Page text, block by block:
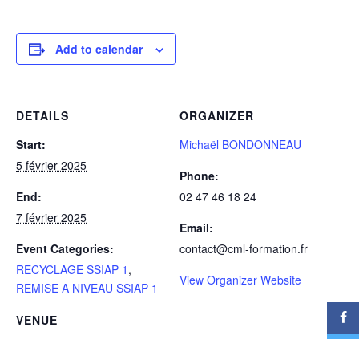
Add to calendar
DETAILS
Start:
5 février 2025
End:
7 février 2025
Event Categories:
RECYCLAGE SSIAP 1 ,
REMISE A NIVEAU SSIAP 1
VENUE
ORGANIZER
Michaël BONDONNEAU
Phone:
02 47 46 18 24
Email:
contact@cml-formation.fr
View Organizer Website